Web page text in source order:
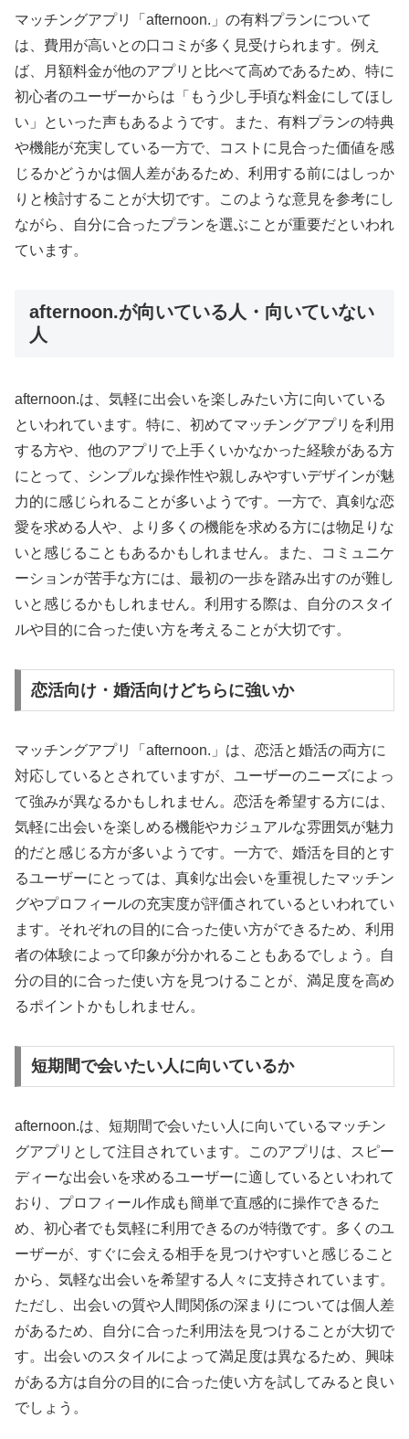
マッチングアプリ「afternoon.」の有料プランについて
は、費用が高いとの口コミが多く見受けられます。例え
ば、月額料金が他のアプリと比べて高めであるため、特に
初心者のユーザーからは「もう少し手頃な料金にしてほし
い」といった声もあるようです。また、有料プランの特典
や機能が充実している一方で、コストに見合った価値を感
じるかどうかは個人差があるため、利用する前にはしっか
りと検討することが大切です。このような意見を参考にし
ながら、自分に合ったプランを選ぶことが重要だといわれ
ています。
afternoon.が向いている人・向いていない
人
afternoon.は、気軽に出会いを楽しみたい方に向いている
といわれています。特に、初めてマッチングアプリを利用
する方や、他のアプリで上手くいかなかった経験がある方
にとって、シンプルな操作性や親しみやすいデザインが魅
力的に感じられることが多いようです。一方で、真剣な恋
愛を求める人や、より多くの機能を求める方には物足りな
いと感じることもあるかもしれません。また、コミュニケ
ーションが苦手な方には、最初の一歩を踏み出すのが難し
いと感じるかもしれません。利用する際は、自分のスタイ
ルや目的に合った使い方を考えることが大切です。
恋活向け・婚活向けどちらに強いか
マッチングアプリ「afternoon.」は、恋活と婚活の両方に
対応しているとされていますが、ユーザーのニーズによっ
て強みが異なるかもしれません。恋活を希望する方には、
気軽に出会いを楽しめる機能やカジュアルな雰囲気が魅力
的だと感じる方が多いようです。一方で、婚活を目的とす
るユーザーにとっては、真剣な出会いを重視したマッチン
グやプロフィールの充実度が評価されているといわれてい
ます。それぞれの目的に合った使い方ができるため、利用
者の体験によって印象が分かれることもあるでしょう。自
分の目的に合った使い方を見つけることが、満足度を高め
るポイントかもしれません。
短期間で会いたい人に向いているか
afternoon.は、短期間で会いたい人に向いているマッチン
グアプリとして注目されています。このアプリは、スピー
ディーな出会いを求めるユーザーに適しているといわれて
おり、プロフィール作成も簡単で直感的に操作できるた
め、初心者でも気軽に利用できるのが特徴です。多くのユ
ーザーが、すぐに会える相手を見つけやすいと感じること
から、気軽な出会いを希望する人々に支持されています。
ただし、出会いの質や人間関係の深まりについては個人差
があるため、自分に合った利用法を見つけることが大切で
す。出会いのスタイルによって満足度は異なるため、興味
がある方は自分の目的に合った使い方を試してみると良い
でしょう。